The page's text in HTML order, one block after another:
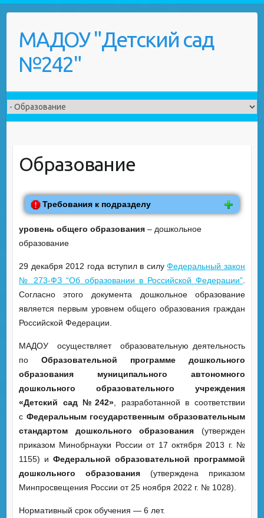
contentМАДОУ "Детский сад
№242"
Образование
Требования к подразделу
уровень общего образования– дошкольное
образование
29 декабря 2012 года вступил в силуФедеральный закон
№ 273-ФЗ “Об образовании в Российской Федерации”
Согласно этого документа дошкольное образование
является первым уровнем общего образования граждан
Российской Федерации.
МАДОУ осуществляет образовательную деятельность
по Образовательной программе дошкольного
образования муниципального автономного
дошкольного образовательного учреждения
«Детский сад №242» , разработанной в соответствии
с Федеральным государственным образовательным
стандартом дошкольного образования (утвержден
приказом Минобрнауки России от 17 октября 2013 г. №
1155) и Федеральной образовательной программой
дошкольного образования(утверждена приказом
Минпросвещения России от 25 ноября 2022 г. № 1028).
Нормативный срок обучения — 6 лет.